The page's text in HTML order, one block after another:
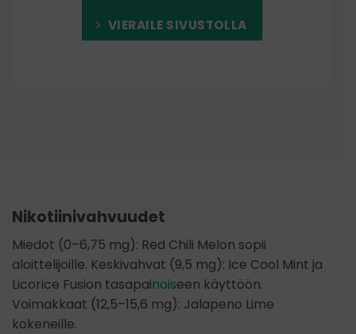
VIERAILE SIVUSTOLLA
Nikotiinivahvuudet
Miedot (0–6,75 mg): Red Chili Melon sopii
aloittelijoille. Keskivahvat (9,5 mg): Ice Cool Mint ja
Licorice Fusion tasapainoiseen käyttöön.
Voimakkaat (12,5–15,6 mg): Jalapeno Lime
kokeneille.